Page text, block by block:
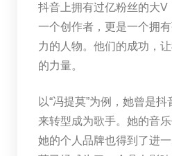
抖音上拥有过亿粉丝的大V
一个创作者，更是一个拥
力的人物。他们的成功，
的力量。
以“冯提莫”为例，她曾是
来转型成为歌手。她的音
她的个人品牌也得到了进